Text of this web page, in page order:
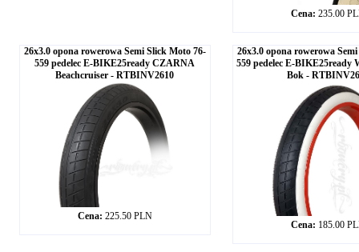
Cena: 235.00
26x3.0 opona rowerowa Semi Slick Moto 76-
559 pedelec E-BIKE25ready CZARNA
Beachcruiser - RTBINV2610
Cena: 225.50 PLN
26x3.0 opona rowerowa
559 pedelec E-BIKE25ready
Bok -
Cena: 185.00